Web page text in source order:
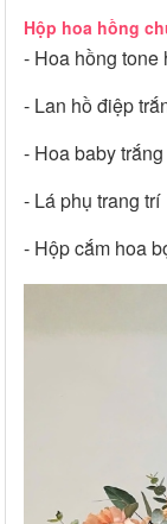
Hộp hoa hồng
- Hoa hồng tone
- Lan hồ điệp
- Hoa baby trắng
- Lá phụ trang trí
- Hộp cắm hoa